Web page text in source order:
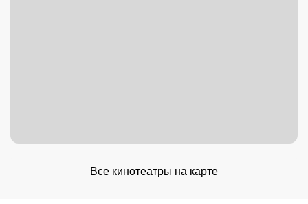
Все кинотеатры на карте